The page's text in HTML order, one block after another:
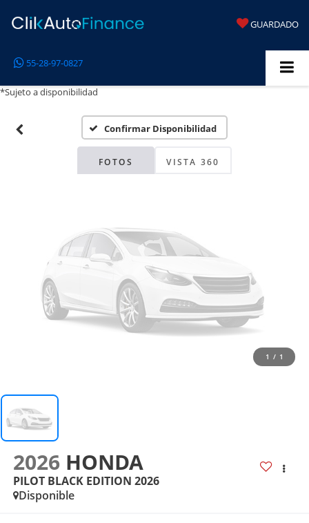
GUARDADO
55-28-97-0827
*Sujeto a disponibilidad
Confirmar Disponibilidad
FOTOS VISTA 360
Disponibles
Por favor, revise luego
1 / 1
2026 HONDA
PILOT BLACK EDITION 2026
Disponible